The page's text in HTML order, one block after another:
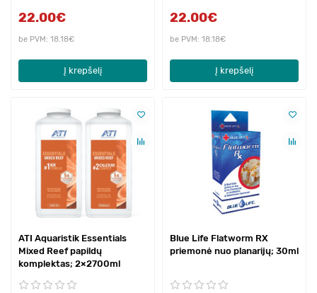
22.00€
be PVM: 18.18€
Į krepšelį
22.00€
be PVM: 18.18€
Į krepšelį
ATI Aquaristik Essentials
Mixed Reef papildų
komplektas; 2×2700ml
Blue Life Flatworm RX
priemonė nuo planarijų; 30ml